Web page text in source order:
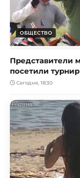
ОБЩЕСТВО
Представители
посетили
Сегодня, 18:30